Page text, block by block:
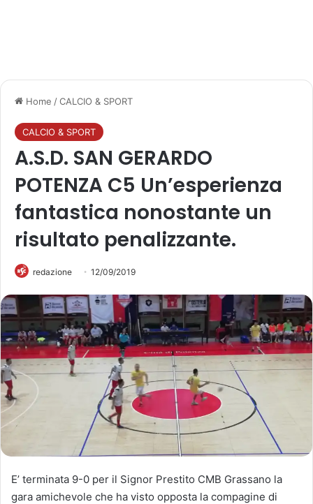
Home /CALCIO & SPORT
CALCIO & SPORT
A.S.D. SAN GERARDO
POTENZA C5 Un’esperienza
fantastica nonostante un
risultato penalizzante.
redazione 12/09/2019
E’ terminata 9-0 per il Signor Prestito CMB Grassano la
gara amichevole che ha visto opposta la compagine di